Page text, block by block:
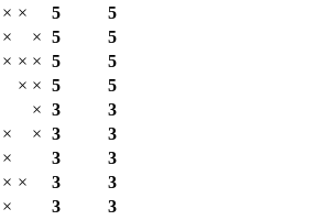
× × 5
5
× × 5
5
× × × 5
5
× × 5
5
× 3
3
× × 3
3
× 3
3
× × 3
3
× 3
3